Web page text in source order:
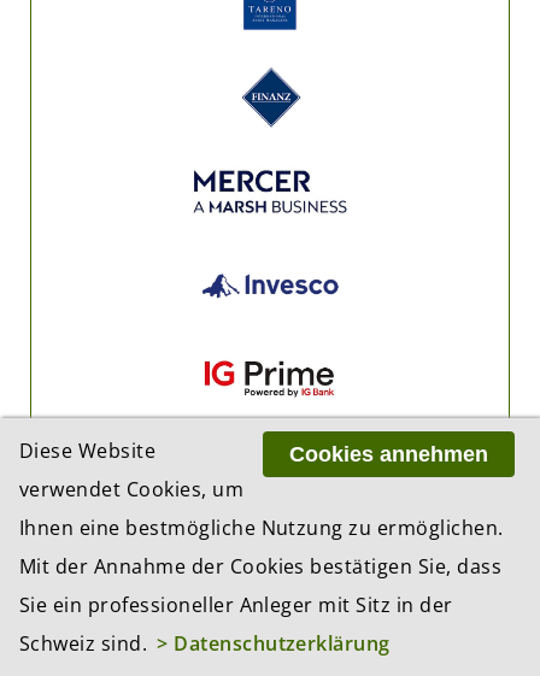
Cookies annehmen
Diese Website
verwendet Cookies, um
Ihnen eine bestmögliche Nutzung zu ermöglichen.
Mit der Annahme der Cookies bestätigen Sie, dass
Sie ein professioneller Anleger mit Sitz in der
Schweiz sind. > Datenschutzerklärung